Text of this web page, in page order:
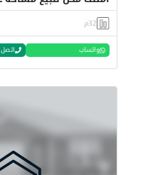
32م
واتساب اتصل